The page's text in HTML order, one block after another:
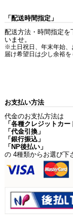
「配送時間指定」
配送方法・時間指定を
いませ。
※土日祝日、年末年始、
届け希望日は少し余裕を
お支払い方法
代金のお支払方法は
「各種クレジットカー
「代金引換」
「銀行振込」
「NP後払い」
の 4種類からお選び下